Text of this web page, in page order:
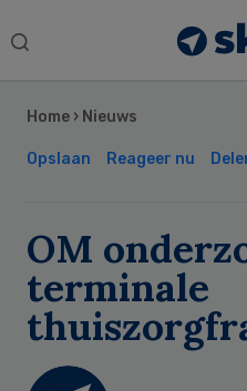
Search
Home › Nieuws
Opslaan Reageer nu
OM
terminale
Sidebar